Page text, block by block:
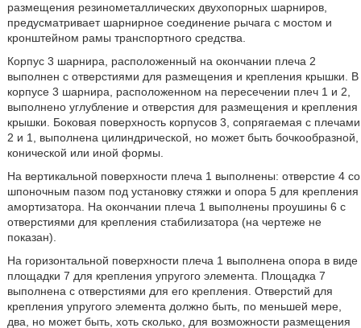
размещения резинометаллических двухопорных шарниров,
предусматривает шарнирное соединение рычага с мостом и
кронштейном рамы транспортного средства.
Корпус 3 шарнира, расположенный на окончании плеча 2
выполнен с отверстиями для размещения и крепления крышки. В
корпусе 3 шарнира, расположенном на пересечении плеч 1 и 2,
выполнено углубление и отверстия для размещения и крепления
крышки. Боковая поверхность корпусов 3, сопрягаемая с плечами
2 и 1, выполнена цилиндрической, но может быть бочкообразной,
конической или иной формы.
На вертикальной поверхности плеча 1 выполнены: отверстие 4 со
шпоночным пазом под установку стяжки и опора 5 для крепления
амортизатора. На окончании плеча 1 выполнены проушины 6 с
отверстиями для крепления стабилизатора (на чертеже не
показан).
На горизонтальной поверхности плеча 1 выполнена опора в виде
площадки 7 для крепления упругого элемента. Площадка 7
выполнена с отверстиями для его крепления. Отверстий для
крепления упругого элемента должно быть, по меньшей мере,
два, но может быть, хоть сколько, для возможности размещения